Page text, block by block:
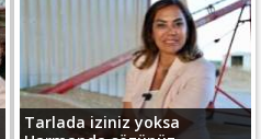
Tarlada iziniz yoksa